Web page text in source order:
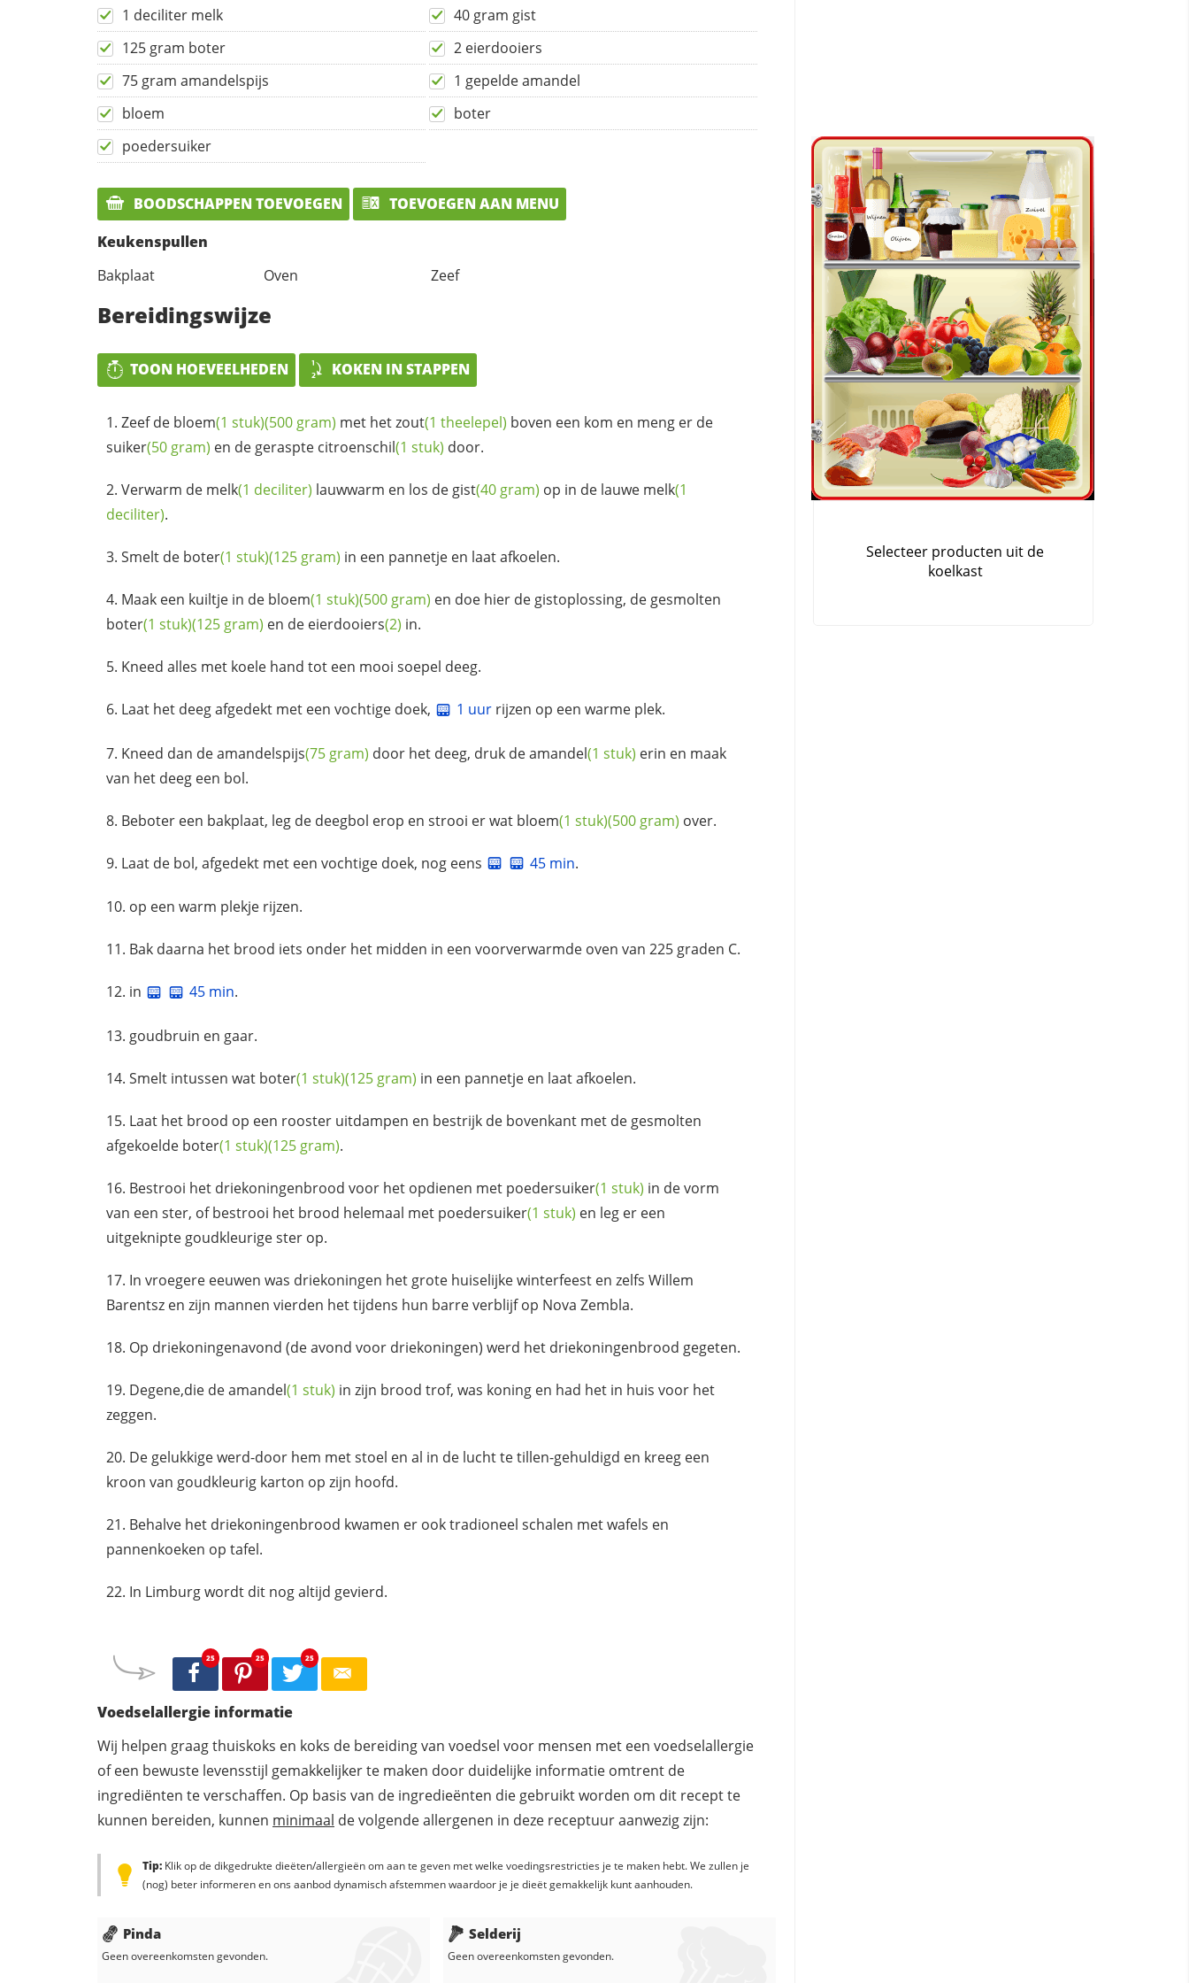
1 deciliter melk
40 gram gist
125 gram boter
2 eierdooiers
75 gram amandelspijs
1 gepelde amandel
bloem
boter
poedersuiker
BOODSCHAPPEN TOEVOEGEN
TOEVOEGEN AAN MENU
Keukenspullen
Bakplaat
Oven Zeef
Bereidingswijze
TOON HOEVEELHEDEN KOKEN IN STAPPEN
Zeef de bloem(1 stuk)(500 gram) met hetzout(1 theelepel) boven een kom en meng er de
suiker(50 gram) en de geraspte citroenschil(1 stuk) door.
Verwarm de melk(1 deciliter) lauwwarm en los de gist(40 gram) op in de lauwe melk(1
deciliter).
Smelt de boter(1 stuk)(125 gram) in een pannetje en laat afkoelen.
Maak een kuiltje in de bloem(1 stuk)(500 gram) en doe hier de gistoplossing, de gesmolten
boter(1 stuk)(125 gram) en de eierdooiers(2) in.
Kneed alles met koele hand tot een mooi soepel deeg.
Laat het deeg afgedekt met een vochtige doek, 1 uur rijzen op een warme plek.
Kneed dan deamandelspijs(75 gram) door het deeg, druk deamandel(1 stuk) erin en maak
van het deeg een bol.
Beboter een bakplaat, leg de deegbol erop en strooi er wat bloem(1 stuk)(500 gram) over.
Laat de bol, afgedekt met een vochtige doek, nog eens 45 min.
op een warm plekje rijzen.
Bak daarna het brood iets onder het midden in een voorverwarmde oven van 225 graden C.
in 45 min.
goudbruin en gaar.
Smelt intussen wat boter(1 stuk)(125 gram) in een pannetje en laat afkoelen.
Laat het brood op een rooster uitdampen en bestrijk de bovenkant met de gesmolten
afgekoelde boter(1 stuk)(125 gram).
Bestrooi het driekoningenbrood voor het opdienen met poedersuiker(1 stuk) in de vorm
van een ster, of bestrooi het brood helemaal met poedersuiker(1 stuk) en leg er een
uitgeknipte goudkleurige ster op.
In vroegere eeuwen was driekoningen het grote huiselijke winterfeest en zelfs Willem
Barentsz en zijn mannen vierden het tijdens hun barre verblijf op Nova Zembla.
Op driekoningenavond (de avond voor driekoningen) werd het driekoningenbrood gegeten.
Degene,die deamandel(1 stuk) in zijn brood trof, was koning en had het in huis voor het
zeggen.
De gelukkige werd-door hem met stoel en al in de lucht te tillen-gehuldigd en kreeg een
kroon van goudkleurig karton op zijn hoofd.
Behalve het driekoningenbrood kwamen er ook tradioneel schalen met wafels en
pannenkoeken op tafel.
In Limburg wordt dit nog altijd gevierd.
25 25 25
Voedselallergie informatie
Wij helpen graag thuiskoks en koks de bereiding van voedsel voor mensen met een voedselallergie
of een bewuste levensstijl gemakkelijker te maken door duidelijke informatie omtrent de
ingrediënten te verschaffen. Op basis van de ingredieënten die gebruikt worden om dit recept te
kunnen bereiden, kunnen minimaal de volgende allergenen in deze receptuur aanwezig zijn:
Tip: Klik op de dikgedrukte dieëten/allergieën om aan te geven met welke voedingsrestricties je te maken hebt. We zullen je
(nog) beter informeren en ons aanbod dynamisch afstemmen waardoor je je dieët gemakkelijk kunt aanhouden.
Pinda
Geen overeenkomsten gevonden.
Selderij
Geen overeenkomsten gevonden.